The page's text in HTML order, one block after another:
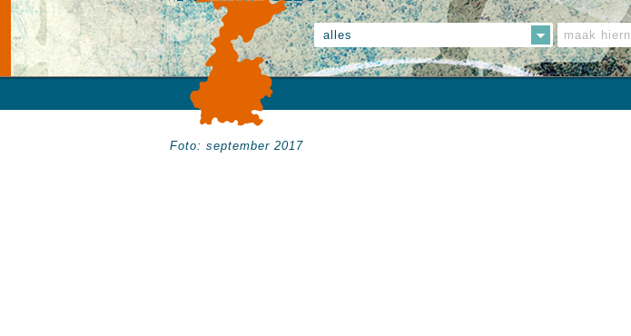
alles
Foto: september 2017